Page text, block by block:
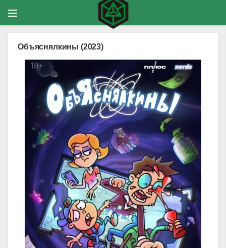
Объяснялкины (2023)